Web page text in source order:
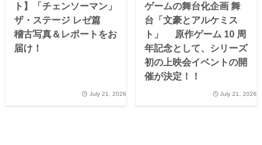
ト】「チェンソーマン」
ザ・ステージ レゼ篇
稽古写真＆レポートをお
届け！
July 21, 2026
ゲームの舞台化企画 舞
台「文豪とアルケミス
ト」 原作ゲーム 10 周
年記念として、シリーズ
初の上映会イベントの開
催が決定！！
July 21, 2026